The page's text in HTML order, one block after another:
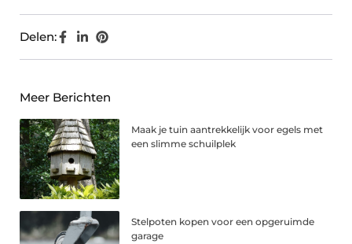
Delen:
Meer Berichten
Maak je tuin aantrekkelijk voor egels met
een slimme schuilplek
Stelpoten kopen voor een opgeruimde
garage